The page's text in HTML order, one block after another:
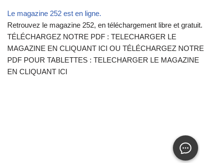
Le magazine 252 est en ligne.
Retrouvez le magazine 252, en téléchargement libre et gratuit.
TÉLÉCHARGEZ NOTRE PDF : TELECHARGER LE
MAGAZINE EN CLIQUANT ICI OU TÉLÉCHARGEZ NOTRE
PDF POUR TABLETTES : TELECHARGER LE MAGAZINE
EN CLIQUANT ICI